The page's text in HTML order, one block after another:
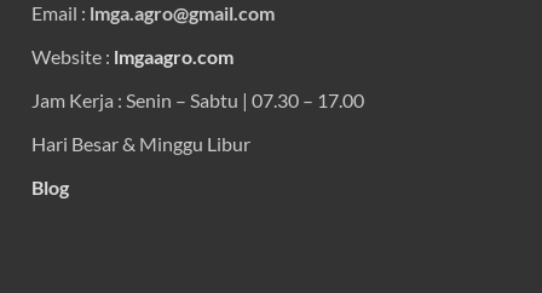
Email : lmga.agro@gmail.com
Website : lmgaagro.com
Jam Kerja : Senin – Sabtu | 07.30 – 17.00
Hari Besar & Minggu Libur
Blog